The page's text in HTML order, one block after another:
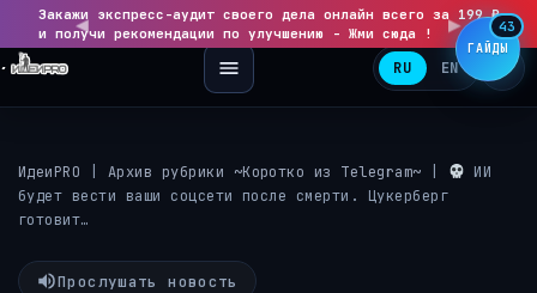
◀
Закажи экспресс-аудит своего дела онлайн всего за 199 ₽
и получи рекомендации по улучшению - Жми сюда !
▶
RU EN
ИдеиPRO Архив рубрики ~Коротко из Telegram~
ИИ
будет вести ваши соцсети после смерти. Цукерберг
готовит…
Прослушать новость
ГАЙДЫ
43